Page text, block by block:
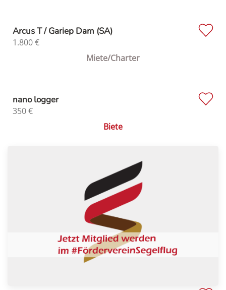
Arcus T / Gariep Dam (SA)
1.800€
Miete/Charter
nano logger
350€
Biete